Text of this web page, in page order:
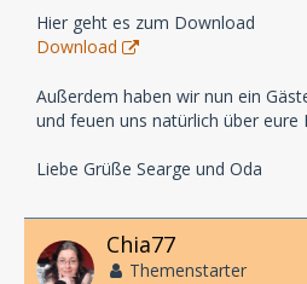
Hier geht es zum Download
Download
Außerdem haben wir nun ein
und feuen uns natürlich über eure
Liebe Grüße Searge und Oda
Chia77
Themenstarter